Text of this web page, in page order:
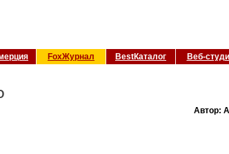
FoxЖурнал BestКаталог
Веб-
Автор: